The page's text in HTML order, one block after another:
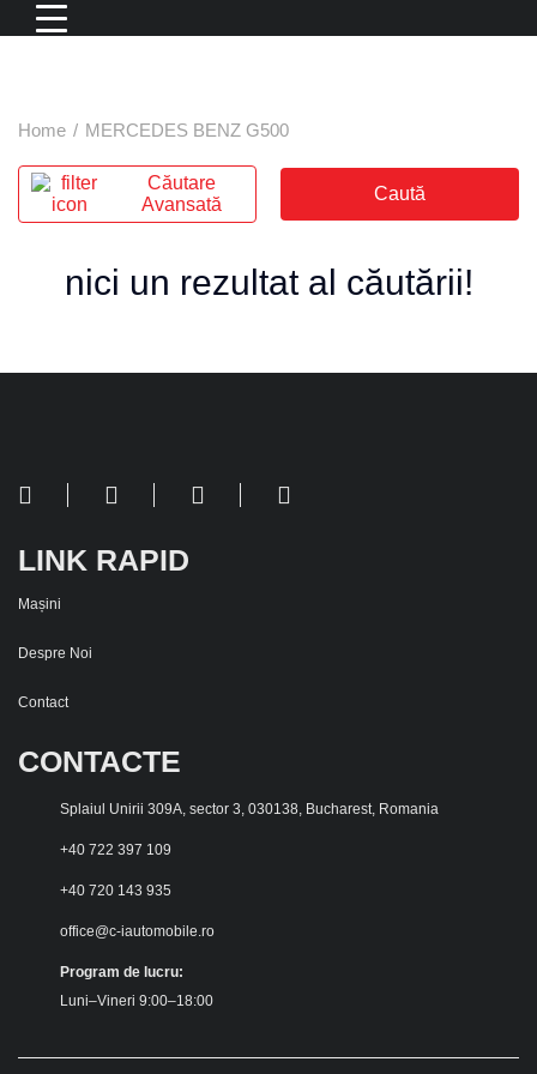
Home / MERCEDES BENZ G500
Căutare
Avansată
Caută
nici un rezultat al căutării!
LINK RAPID
Mașini
Despre Noi
Contact
CONTACTE
Splaiul Unirii 309A, sector 3, 030138, Bucharest, Romania
+40 722 397 109
+40 720 143 935
office@c-iautomobile.ro
Program de lucru:
Luni–Vineri 9:00–18:00